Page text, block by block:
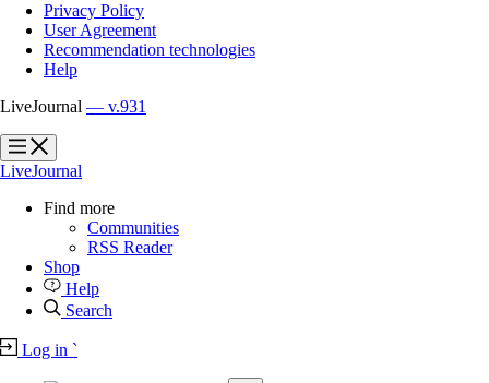
Privacy Policy
User Agreement
Recommendation technologies
Help
LiveJournal — v.931
?
?
LiveJournal
Find more
Communities
RSS Reader
Shop
Help
Search
Log in `